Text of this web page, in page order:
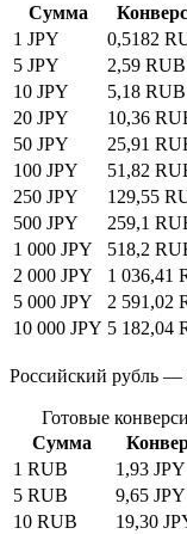
Сумма
1 JPY
0,5182
5 JPY
2,59 RUB
10 JPY
5,18 RUB
20 JPY
10,36
50 JPY
25,91
100 JPY
51,82
250 JPY
129,55
500 JPY
259,1
1 000 JPY
518,2
2 000 JPY
1 036,41
5 000 JPY
2 591,02
10 000 JPY 5 182,04
Российский рубль
Готовые
Сумма
1 RUB
1,93 JPY
5 RUB
9,65 JPY
10 RUB
19,30